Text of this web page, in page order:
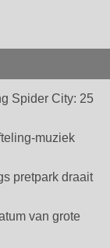
Spider City: 25
muziek
pretpark draait
van grote